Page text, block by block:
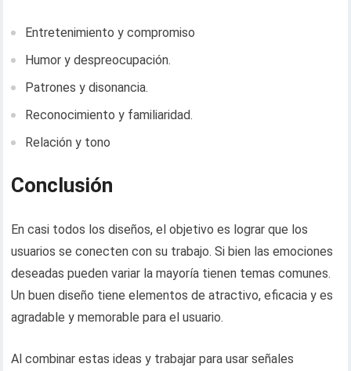
Entretenimiento y compromiso
Humor y despreocupación.
Patrones y disonancia.
Reconocimiento y familiaridad.
Relación y tono
Conclusión
En casi todos los diseños, el objetivo es lograr que los
usuarios se conecten con su trabajo. Si bien las emociones
deseadas pueden variar la mayoría tienen temas comunes.
Un buen diseño tiene elementos de atractivo, eficacia y es
agradable y memorable para el usuario.
Al combinar estas ideas y trabajar para usar señales